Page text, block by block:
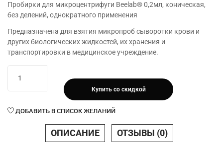
Пробирки для микроцентрифуги Beelab® 0,2мл, коническая,
без делений, однократного применения
Предназначена для взятия микропроб сыворотки крови и
других биологических жидкостей, их хранения и
транспортировки в медицинское учреждение.
товара
Пробирки
микроцентрифуги
Купить со скидкой
ДОБАВИТЬ В СПИСОК ЖЕЛАНИЙ
ОПИСАНИЕ ОТЗЫВЫ (0)